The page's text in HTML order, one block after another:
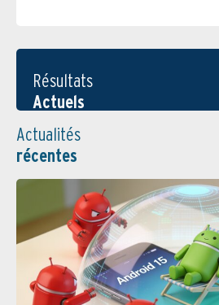
Résultats
Actuels
Actualités
récentes